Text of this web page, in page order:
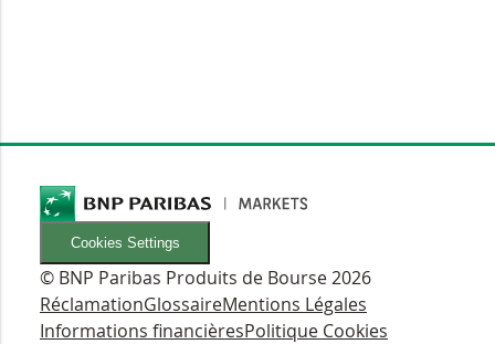
Cookies Settings
© BNP Paribas Produits de Bourse 2026
RéclamationGlossaireMentions Légales
Informations financièresPolitique Cookies